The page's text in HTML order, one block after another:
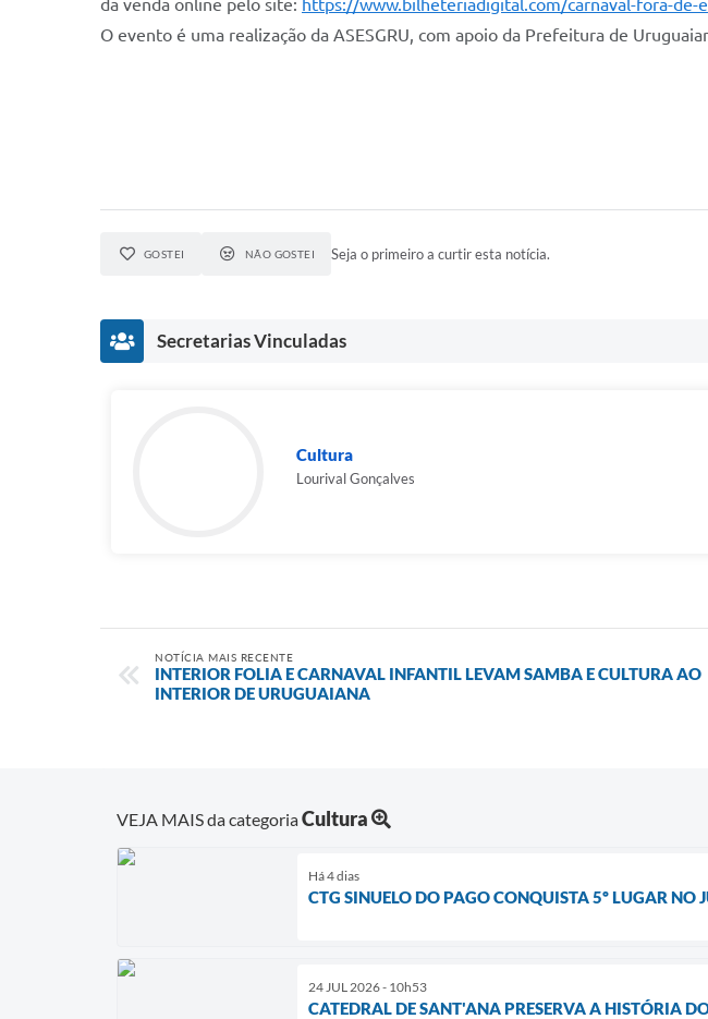
da venda online pelo site: https://www.bilheteriadigital.com/carnaval-fora-de-
O evento é uma realização da ASESGRU, com apoio da Prefeitura de
GOSTEI NÃO GOSTEI Seja o primeiro a curtir esta notícia.
Secretarias Vinculadas
Cultura
Lourival Gonçalves
NOTÍCIA MAIS RECENTE
INTERIOR FOLIA E CARNAVAL INFANTIL LEVAM SAMBA E CULTURA AO
INTERIOR DE URUGUAIANA
VEJA MAIS da categoriaCultura
Há 4 dias
CTG SINUELO DO PAGO CONQUISTA 5º LUGAR
24 JUL 2026 - 10h53
CATEDRAL DE SANT'ANA PRESERVA A HISTÓRIA